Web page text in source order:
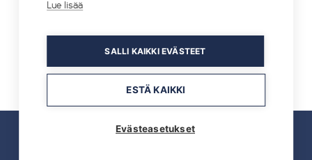
ulkoleikkitunti
Puden Bike Park -kurssi
Lue lisää
SALLI KAIKKI EVÄSTEET
ESTÄ KAIKKI
Evästeasetukset